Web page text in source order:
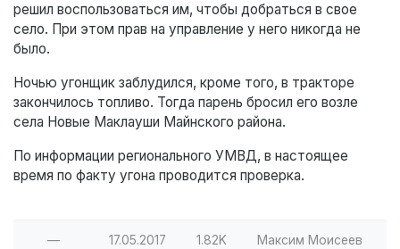
решил воспользоваться им, чтобы добраться в свое
село. При этом прав на управление у него никогда не
было.
Ночью угонщик заблудился, кроме того, в тракторе
закончилось топливо. Тогда парень бросил его возле
села Новые Маклауши Майнского района.
По информации регионального УМВД, в настоящее
время по факту угона проводится проверка.
— 17.05.2017 1.82K Максим Моисеев